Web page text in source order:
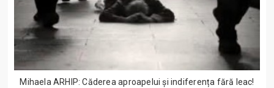
Mihaela ARHIP: Căderea aproapelui și indiferența fără leac!